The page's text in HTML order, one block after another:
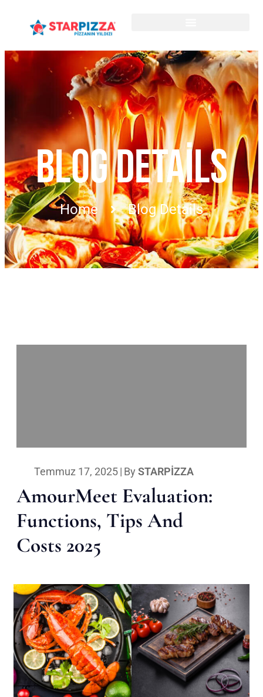
BLOG DETAILS
Home Blog Details
Temmuz 17, 2025| By STARPIZZA
AmourMeet Evaluation:
Functions, Tips And
Costs 2025